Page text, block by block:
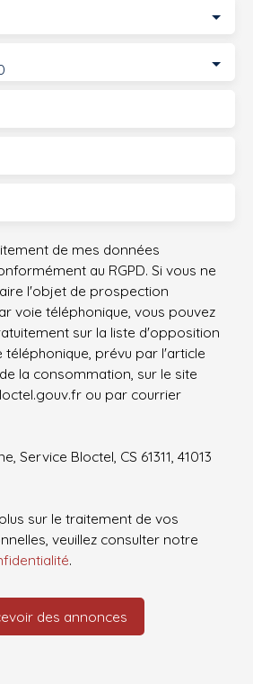
de mes données
au RGPD. Si vous ne
l'objet de prospection
voie téléphonique, vous pouvez
sur la liste d'opposition
téléphonique, prévu par l'article
la consommation, sur le site
ou par courrier
Service Bloctel, CS 61311, 41013
sur le traitement de vos
veuillez consulter notre
.
des annonces